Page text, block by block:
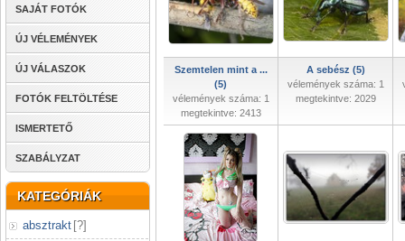
SAJÁT FOTÓK
ÚJ VÉLEMÉNYEK
ÚJ VÁLASZOK
FOTÓK FELTÖLTÉSE
ISMERTETŐ
SZABÁLYZAT
KATEGÓRIÁK
absztrakt [?]
Szemtelen mint a ...
(5)
vélemények száma: 1
megtekintve: 2413
A sebész (5)
vélemények száma: 1
megtekintve: 2029